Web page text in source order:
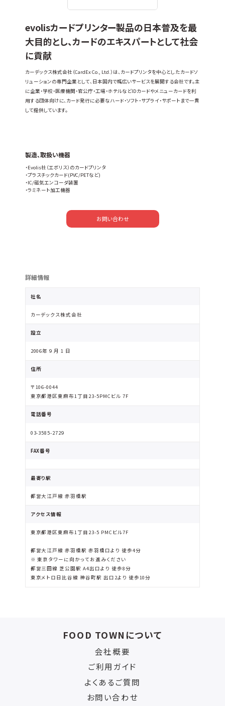
evolisカードプリンター製品の日本普及を最
大目的とし、カードのエキスパートとして社会
に貢献
カーデックス株式会社（CardEx Co., Ltd.）は、カードプリンタを中心としたカードソ
リューションの専門企業として、日本国内で幅広いサービスを展開する会社です。主
に企業・学校・医療機関・官公庁・工場・ホテルなどIDカードやメニューカードを利
用する団体向けに、カード発行に必要なハード・ソフト・サプライ・サポートまで一貫
して提供しています。
製造、取扱い機器
・Evolis社（エボリス）のカードプリンタ
・プラスチックカード(PVC/PETなど)
・IC/磁気エンコーダ装置
・ラミネート加工機器
お問い合わせ
詳細情報
社名
カーデックス株式会社
設立
2006年 9 月 1 日
住所
〒106-0044
東京都港区東麻布1丁目23-5PMCビル 7F
電話番号
03-3585-2729
FAX番号
最寄り駅
都営大江戸線 赤羽橋駅
アクセス情報
東京都港区東麻布1丁目23-5 PMCビル7F
都営大江戸線 赤羽橋駅 赤羽橋口より 徒歩4分
※ 東京タワーに向かってお進みください
都営三田線 芝公園駅 A4出口より 徒歩8分
東京メトロ日比谷線 神谷町駅 出口2より 徒歩10分
FOOD TOWNについて
会社概要
ご利用ガイド
よくあるご質問
お問い合わせ